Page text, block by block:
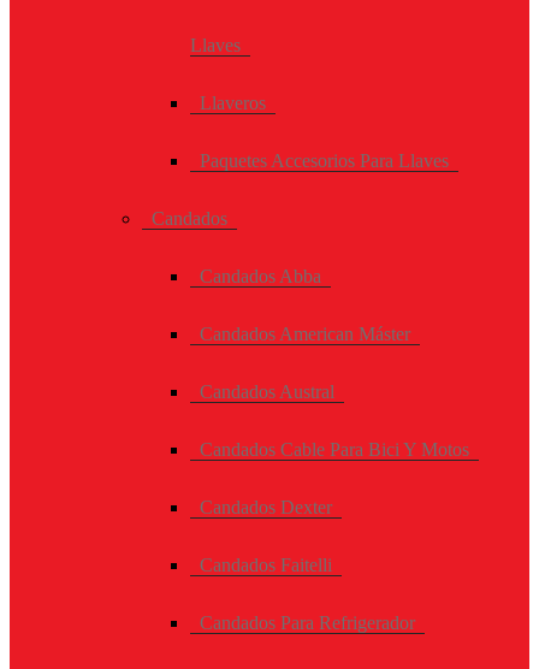
Llaves
Llaveros
Paquetes Accesorios Para Llaves
Candados
Candados Abba
Candados American Máster
Candados Austral
Candados Cable Para Bici Y Motos
Candados Dexter
Candados Faitelli
Candados Para Refrigerador